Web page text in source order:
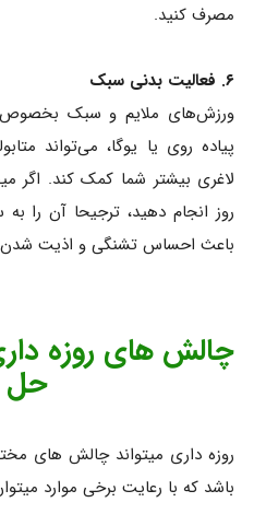
مصرف کنید.
۶. فعالیت بدنی سبک
ورزش‌های ملایم و سبک بخصوص
پیاده‌ روی یا یوگا، می‌تواند
لاغری بیشتر شما کمک کند. اگر
روز انجام دهید، ترجیحا آن را به
باعث احساس تشنگی و اذیت
چالش‌ های روزه‌
حل‌
روزه داری میتواند چالش های
باشد که با رعایت برخی موارد